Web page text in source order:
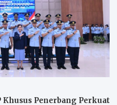
Khusus Penerbang Perkuat